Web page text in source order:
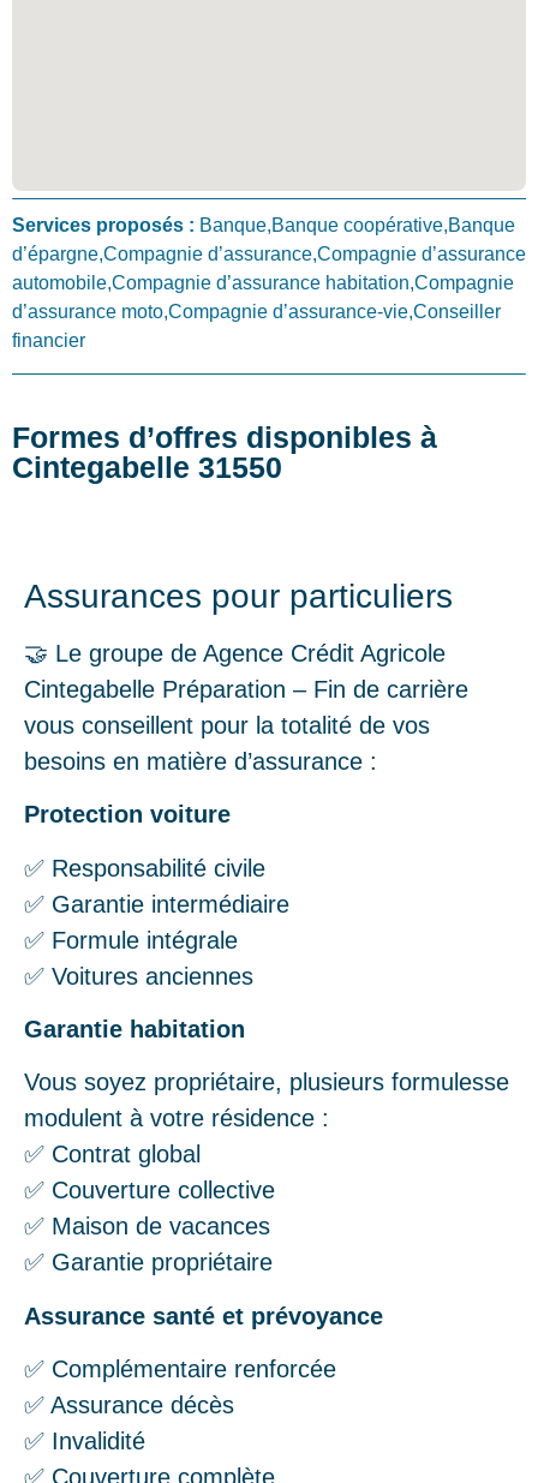
Services proposés : Banque,Banque coopérative,Banque
d’épargne,Compagnie d’assurance,Compagnie d’assurance
automobile,Compagnie d’assurance habitation,Compagnie
d’assurance moto,Compagnie d’assurance-vie,Conseiller
financier
Formes d’offres disponibles à
Cintegabelle 31550
Assurances pour particuliers
🤝 Le groupe de Agence Crédit Agricole
Cintegabelle Préparation – Fin de carrière
vous conseillent pour la totalité de vos
besoins en matière d’assurance :
Protection voiture
✅ Responsabilité civile
✅ Garantie intermédiaire
✅ Formule intégrale
✅ Voitures anciennes
Garantie habitation
Vous soyez propriétaire, plusieurs formulesse
modulent à votre résidence :
✅ Contrat global
✅ Couverture collective
✅ Maison de vacances
✅ Garantie propriétaire
Assurance santé et prévoyance
✅ Complémentaire renforcée
✅ Assurance décès
✅ Invalidité
✅ Couverture complète